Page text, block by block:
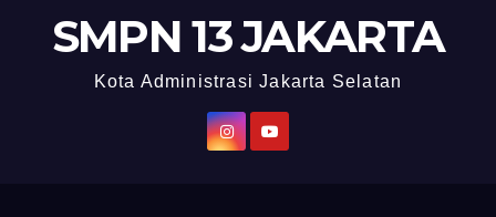
SMPN 13 JAKARTA
Kota Administrasi Jakarta Selatan